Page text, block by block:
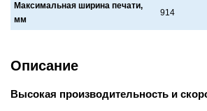
Максимальная ширина печати,
мм
914
Описание
Высокая производительность и